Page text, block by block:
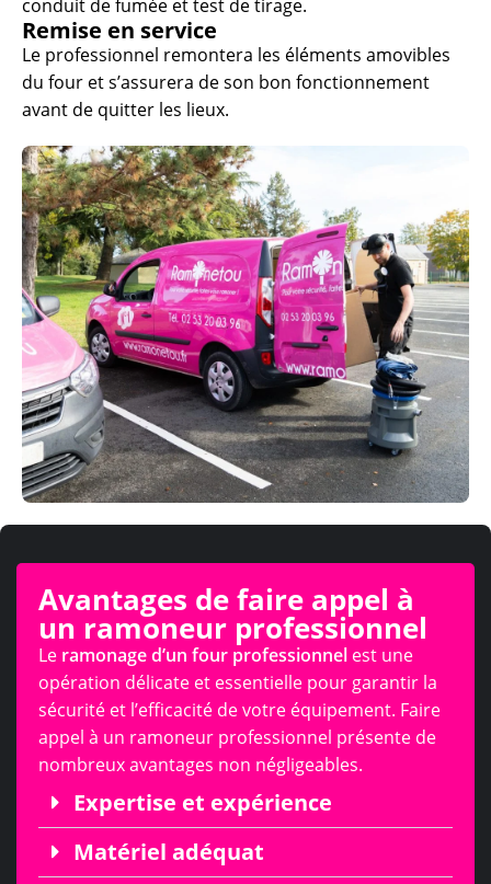
conduit de fumée et test de tirage.
Remise en service
Le professionnel remontera les éléments amovibles
du four et s’assurera de son bon fonctionnement
avant de quitter les lieux.
Avantages de faire appel à
un ramoneur professionnel
Le ramonage d’un four professionnel est une
opération délicate et essentielle pour garantir la
sécurité et l’efficacité de votre équipement. Faire
appel à un ramoneur professionnel présente de
nombreux avantages non négligeables.
Expertise et expérience
Matériel adéquat